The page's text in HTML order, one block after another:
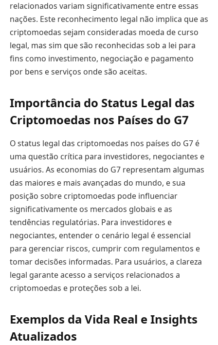
relacionados variam significativamente entre essas
nações. Este reconhecimento legal não implica que as
criptomoedas sejam consideradas moeda de curso
legal, mas sim que são reconhecidas sob a lei para
fins como investimento, negociação e pagamento
por bens e serviços onde são aceitas.
Importância do Status Legal das
Criptomoedas nos Países do G7
O status legal das criptomoedas nos países do G7 é
uma questão crítica para investidores, negociantes e
usuários. As economias do G7 representam algumas
das maiores e mais avançadas do mundo, e sua
posição sobre criptomoedas pode influenciar
significativamente os mercados globais e as
tendências regulatórias. Para investidores e
negociantes, entender o cenário legal é essencial
para gerenciar riscos, cumprir com regulamentos e
tomar decisões informadas. Para usuários, a clareza
legal garante acesso a serviços relacionados a
criptomoedas e proteções sob a lei.
Exemplos da Vida Real e Insights
Atualizados